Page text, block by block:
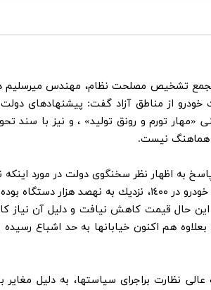
تشخیص مصلحت نظام، مهندس میرسلیم
خودرو از مناطق آزاد گفت: پيشنهادهاى
«مهار تورم و رونق توليد» ، و نيز با سند
هماهنگ نيست.
اظهار نظر سخنگوی دولت در مورد اینکه
رسيده يعنى رشد ٣٦٪ ؛ با اين حال قيمت كاهش نيافت و
هم اكنون خيابانها به حد اشباع
نظارت براجراى سياستها، به دليل